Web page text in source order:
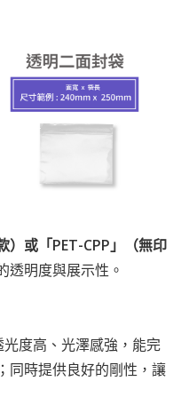
）或「PET-CPP」（無印
透明度與展示性。
度高、光澤感強，能完
同時提供良好的剛性，讓